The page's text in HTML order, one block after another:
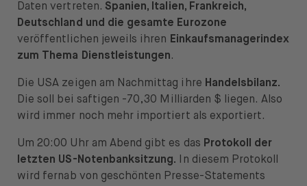
Daten vertreten. Spanien, Italien, Frankreich,
Deutschland und die gesamte Eurozone
veröffentlichen jeweils ihren Einkaufsmanagerindex
zum Thema Dienstleistungen.
Die USA zeigen am Nachmittag ihre Handelsbilanz.
Die soll bei saftigen -70,30 Milliarden $ liegen. Also
wird immer noch mehr importiert als exportiert.
Um 20:00 Uhr am Abend gibt es das Protokoll der
letzten US-Notenbanksitzung. In diesem Protokoll
wird fernab von geschönten Presse-Statements